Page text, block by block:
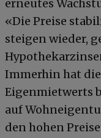
erneutes
«Die Preise
steigen wieder,
Immerhin hat
Eigenmietwerts
auf
den hohen